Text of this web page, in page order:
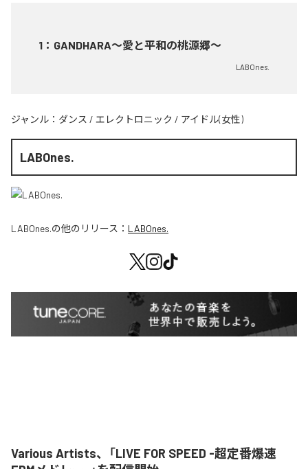
1 ： GANDHARA〜愛と平和の桃源郷〜
LABOnes.
ジャンル： ダンス / エレクトロニック / アイドル(女性)
LABOnes.
LABOnes.の他のリリース： LABOnes.
Various Artists、「LIVE FOR SPEED -超定番爆速